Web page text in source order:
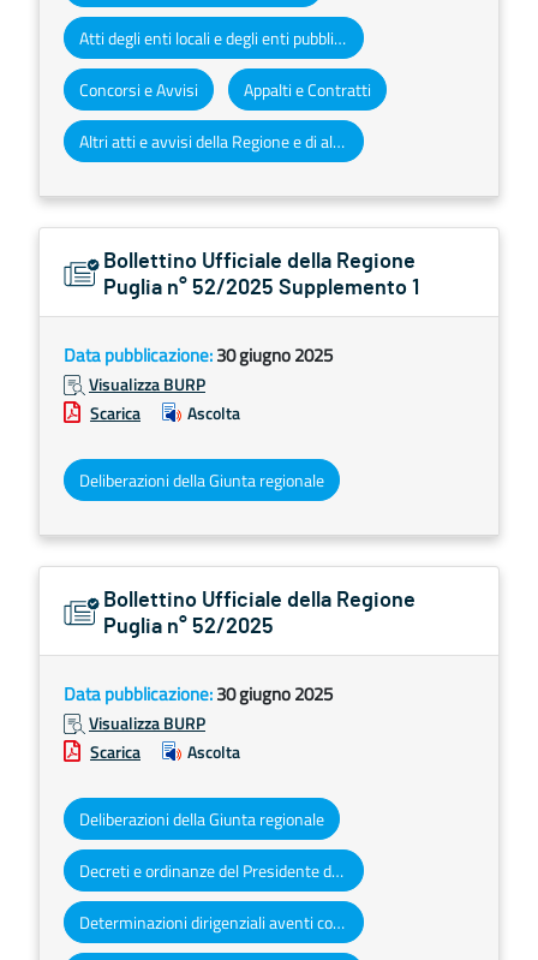
Atti degli enti locali e degli enti pubblici e privati
Concorsi e Avvisi Appalti e Contratti
Altri atti e avvisi della Regione e di altri enti pubblici che interessano la collettività regionale
Bollettino Ufficiale della Regione
Puglia n° 52/2025 Supplemento 1
Data pubblicazione:30 giugno 2025
Visualizza BURP
Scarica
Ascolta
Deliberazioni della Giunta regionale
Bollettino Ufficiale della Regione
Puglia n° 52/2025
Data pubblicazione:30 giugno 2025
Visualizza BURP
Scarica
Ascolta
Deliberazioni della Giunta regionale
Decreti e ordinanze del Presidente della Giunta regionale
Determinazioni dirigenziali aventi contenuto di interesse generale